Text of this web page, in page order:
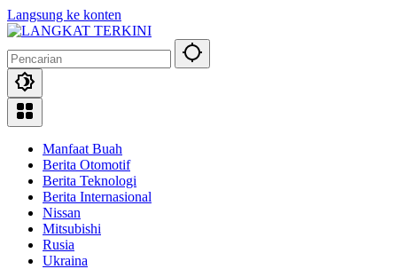
Langsung ke konten
Manfaat Buah
Berita Otomotif
Berita Teknologi
Berita Internasional
Nissan
Mitsubishi
Rusia
Ukraina